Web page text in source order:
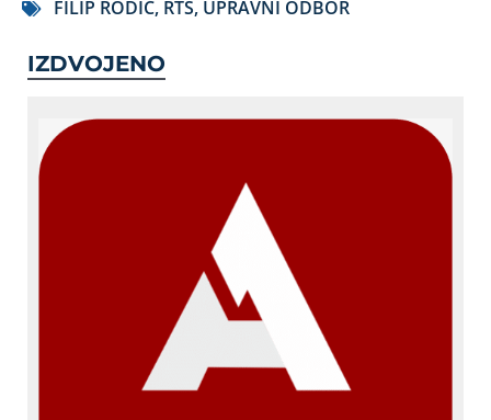
FILIP RODIĆ, RTS, UPRAVNI ODBOR
IZDVOJENO